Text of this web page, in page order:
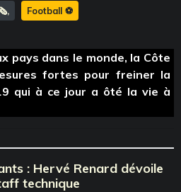
Football ⚽️
pays dans le monde, la Côte
fortes pour freiner la
qui à ce jour a ôté la vie à
: Hervé Renard dévoile
technique